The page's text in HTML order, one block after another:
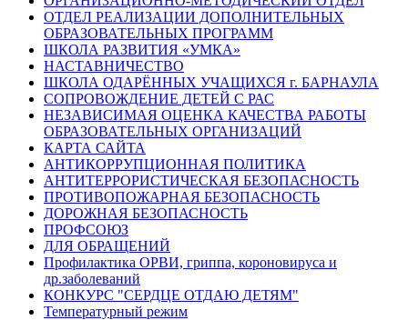
ОТДЕЛ РЕАЛИЗАЦИИ ДОПОЛНИТЕЛЬНЫХ
ОБРАЗОВАТЕЛЬНЫХ ПРОГРАММ
ШКОЛА РАЗВИТИЯ «УМКА»
НАСТАВНИЧЕСТВО
ШКОЛА ОДАРЁННЫХ УЧАЩИХСЯ г. БАРНАУЛА
СОПРОВОЖДЕНИЕ ДЕТЕЙ С РАС
НЕЗАВИСИМАЯ ОЦЕНКА КАЧЕСТВА РАБОТЫ
ОБРАЗОВАТЕЛЬНЫХ ОРГАНИЗАЦИЙ
КАРТА САЙТА
АНТИКОРРУПЦИОННАЯ ПОЛИТИКА
АНТИТЕРРОРИСТИЧЕСКАЯ БЕЗОПАСНОСТЬ
ПРОТИВОПОЖАРНАЯ БЕЗОПАСНОСТЬ
ДОРОЖНАЯ БЕЗОПАСНОСТЬ
ПРОФСОЮЗ
ДЛЯ ОБРАЩЕНИЙ
Профилактика ОРВИ, гриппа, короновируса и
др.заболеваний
КОНКУРС "СЕРДЦЕ ОТДАЮ ДЕТЯМ"
Температурный режим